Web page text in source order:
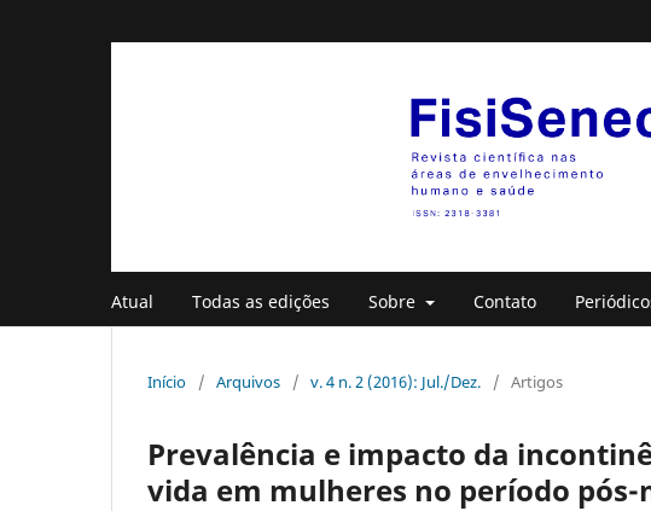
Atual Todas as edições Sobre Contato
Início / Arquivos / v. 4 n. 2 (2016): Jul./Dez. / Artigos
Prevalência e impacto da
vida em mulheres no período pós-